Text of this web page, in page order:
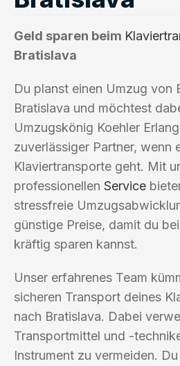
Geld sparen beim
Bratislava
Du planst einen Umzug von
Bratislava und möchtest
Umzugskönig Koehler
zuverlässiger Partner, wenn
Klaviertransporte geht. Mit
professionellen Service
stressfreie
günstige Preise, damit du
kräftig sparen kannst.
Unser erfahrenes Team
sicheren Transport deines
nach Bratislava. Dabei
Transportmittel und -
Instrument zu vermeiden.